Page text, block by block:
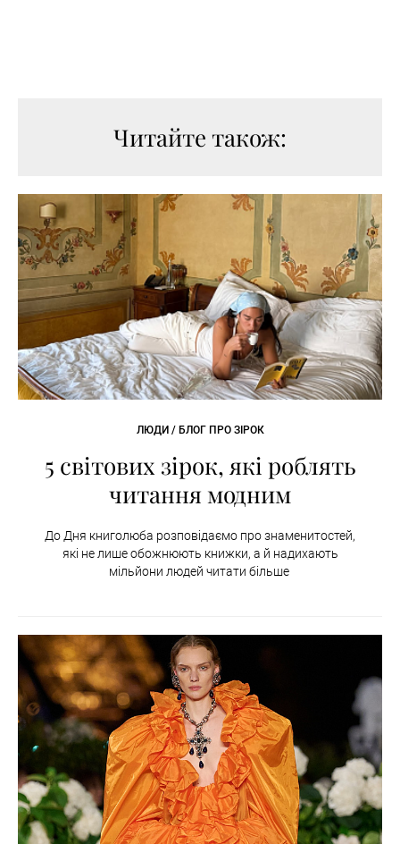
Читайте також:
ЛЮДИ / БЛОГ ПРО ЗІРОК
5 світових зірок, які роблять
читання модним
До Дня книголюба розповідаємо про знаменитостей,
які не лише обожнюють книжки, а й надихають
мільйони людей читати більше